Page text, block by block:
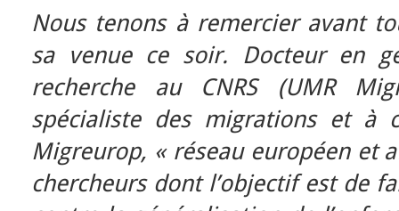
Nous tenons à remercier avant
sa venue ce soir. Docteur en
recherche au CNRS (UMR
spécialiste des migrations et à
Migreurop, « réseau européen et
chercheurs dont l’objectif est de